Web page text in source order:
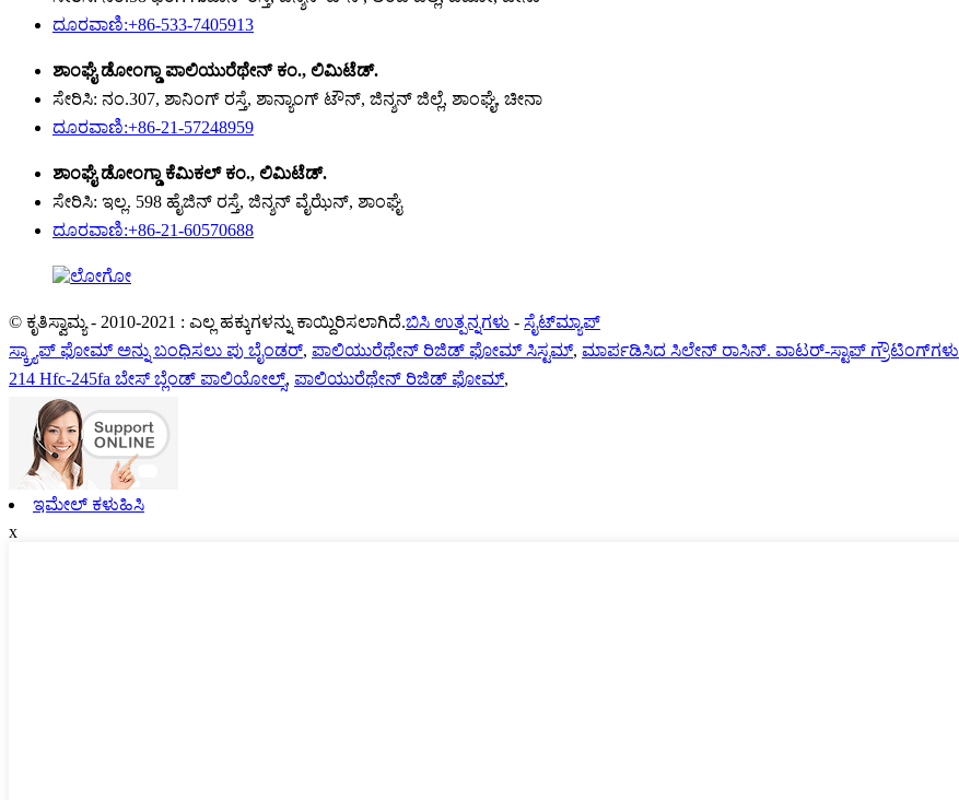
ದೂರವಾಣಿ:+86-533-7405913
ಶಾಂಘೈ ಡೋಂಗ್ಡಾ ಪಾಲಿಯುರೆಥೇನ್ ಕಂ., ಲಿಮಿಟೆಡ್.
ಸೇರಿಸಿ: ನಂ.307, ಶಾನಿಂಗ್ ರಸ್ತೆ, ಶಾನ್ಯಾಂಗ್ ಟೌನ್, ಜಿನ್ಶನ್ ಜಿಲ್ಲೆ, ಶಾಂಘೈ, ಚೀನಾ
ದೂರವಾಣಿ:+86-21-57248959
ಶಾಂಘೈ ಡೋಂಗ್ಡಾ ಕೆಮಿಕಲ್ ಕಂ., ಲಿಮಿಟೆಡ್.
ಸೇರಿಸಿ: ಇಲ್ಲ. 598 ಹೈಜಿನ್ ರಸ್ತೆ, ಜಿನ್ಶನ್ ವೈಝೆನ್, ಶಾಂಘೈ
ದೂರವಾಣಿ:+86-21-60570688
© ಕೃತಿಸ್ವಾಮ್ಯ - 2010-2021 : ಎಲ್ಲ ಹಕ್ಕುಗಳನ್ನು ಕಾಯ್ದಿರಿಸಲಾಗಿದೆ.ಬಿಸಿ ಉತ್ಪನ್ನಗಳು - ಸೈಟ್‌ಮ್ಯಾಪ್
ಸ್ಕ್ರ್ಯಾಪ್ ಫೋಮ್ ಅನ್ನು ಬಂಧಿಸಲು ಪು ಬೈಂಡರ್, ಪಾಲಿಯುರೆಥೇನ್ ರಿಜಿಡ್ ಫೋಮ್ ಸಿಸ್ಟಮ್, ಮಾರ್ಪಡಿಸಿದ ಸಿಲೇನ್ ರಾಸಿನ್. ವಾಟರ್-ಸ್ಟಾಪ್ ಗ್ರೌಟಿಂಗ್‌ಗಳು
214 Hfc-245fa ಬೇಸ್ ಬ್ಲೆಂಡ್ ಪಾಲಿಯೋಲ್ಸ್, ಪಾಲಿಯುರೆಥೇನ್ ರಿಜಿಡ್ ಫೋಮ್,
ಇಮೇಲ್ ಕಳುಹಿಸಿ
x